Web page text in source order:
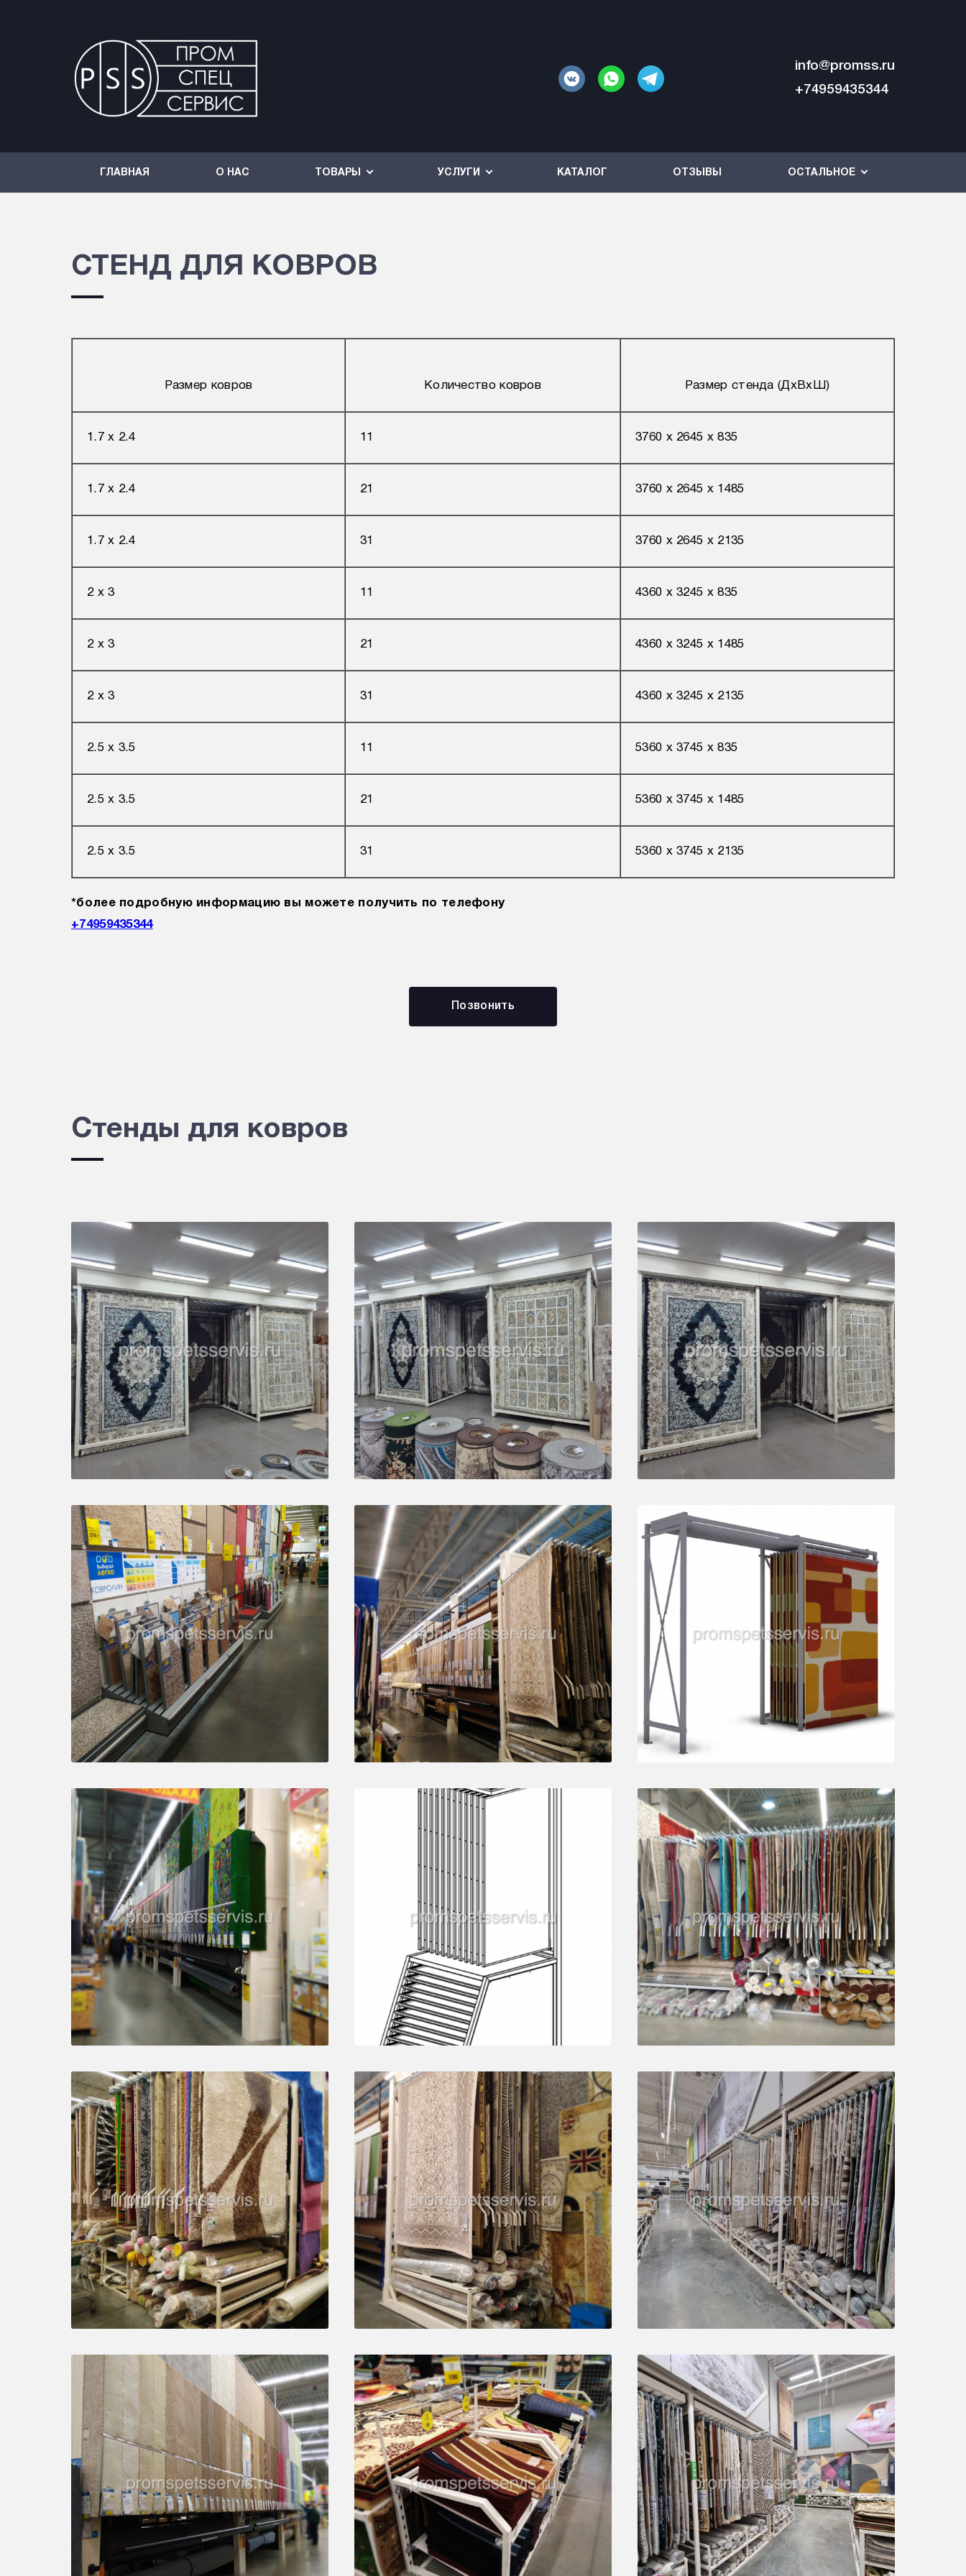
info@promss.ru
+74959435344
ГЛАВНАЯ О НАС ТОВАРЫ УСЛУГИ КАТАЛОГ ОТЗЫВЫ ОСТАЛЬНОЕ
СТЕНД ДЛЯ КОВРОВ
Размер ковров Количество ковров Размер стенда (ДхВхШ)
1.7 х 2.4 11 3760 х 2645 х 835
1.7 х 2.4 21 3760 х 2645 х 1485
1.7 х 2.4 31 3760 х 2645 х 2135
2 х 3 11 4360 х 3245 х 835
2 х 3 21 4360 х 3245 х 1485
2 х 3 31 4360 х 3245 х 2135
2.5 х 3.5 11 5360 х 3745 х 835
2.5 х 3.5 21 5360 х 3745 х 1485
2.5 х 3.5 31 5360 х 3745 х 2135
*более подробную информацию вы можете получить по телефону
+74959435344
Позвонить
Стенды для ковров